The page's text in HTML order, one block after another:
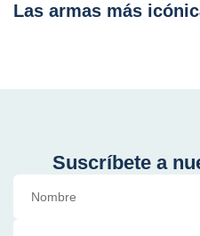
Las armas más
Suscríbete a